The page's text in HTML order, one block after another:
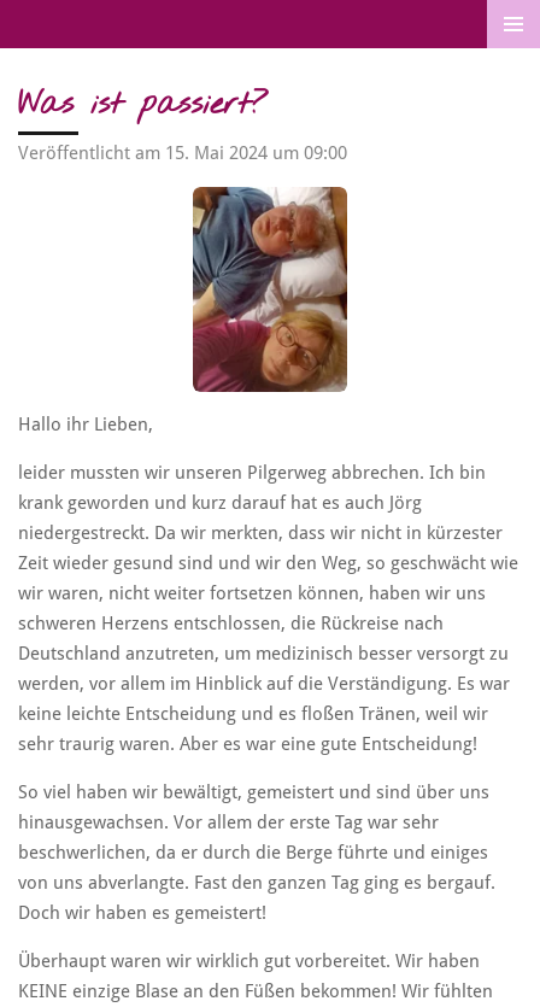
springen
Was ist passiert?
Veröffentlicht am 15. Mai 2024 um 09:00
Hallo ihr Lieben,
leider mussten wir unseren Pilgerweg abbrechen. Ich bin
krank geworden und kurz darauf hat es auch Jörg
niedergestreckt. Da wir merkten, dass wir nicht in kürzester
Zeit wieder gesund sind und wir den Weg, so geschwächt wie
wir waren, nicht weiter fortsetzen können, haben wir uns
schweren Herzens entschlossen, die Rückreise nach
Deutschland anzutreten, um medizinisch besser versorgt zu
werden, vor allem im Hinblick auf die Verständigung. Es war
keine leichte Entscheidung und es floßen Tränen, weil wir
sehr traurig waren. Aber es war eine gute Entscheidung!
So viel haben wir bewältigt, gemeistert und sind über uns
hinausgewachsen. Vor allem der erste Tag war sehr
beschwerlichen, da er durch die Berge führte und einiges
von uns abverlangte. Fast den ganzen Tag ging es bergauf.
Doch wir haben es gemeistert!
Überhaupt waren wir wirklich gut vorbereitet. Wir haben
KEINE einzige Blase an den Füßen bekommen! Wir fühlten